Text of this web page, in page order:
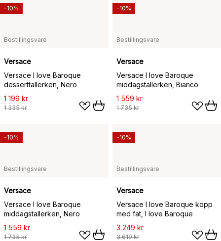
Bestillingsvare
Versace
Versace I love Baroque
desserttallerken, Nero
1 199 kr
1 335 kr
-10%
Bestillingsvare
Versace
Versace I love Baroque
middagstallerken, Bianco
1 559 kr
1 735 kr
-10%
Bestillingsvare
Versace
Versace I love Baroque
middagstallerken, Nero
1 559 kr
1 735 kr
-10%
Bestillingsvare
Versace
Versace I love Baroque kopp
med fat, I love Baroque
3 249 kr
3 619 kr
-10%